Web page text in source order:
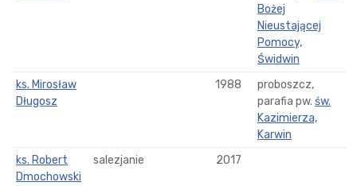
Bożej
Nieustającej
Pomocy,
Świdwin
ks. Mirosław
Długosz
1988
proboszcz,
parafia pw. św.
Kazimierza,
Karwin
ks. Robert
Dmochowski
salezjanie 2017